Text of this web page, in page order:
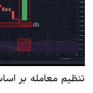
تنظیم معامله بر